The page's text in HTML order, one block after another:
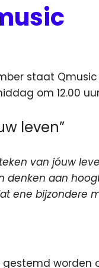
staat
om 12.00
leven”
van jóuw
denken aan
ene bijzondere
worden